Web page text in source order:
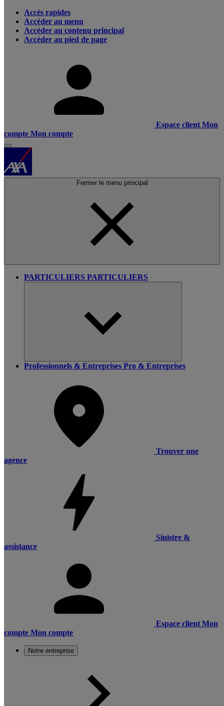
Accès rapides
Accéder au menu
Accéder au contenu principal
Accéder au pied de page
Espace client Mon
compte Mon compte
Fermer le menu principal
PARTICULIERS PARTICULIERS
Professionnels & Entreprises Pro & Entreprises
Trouver une
agence
Sinistre &
assistance
Espace client Mon
compte Mon compte
Notre entreprise